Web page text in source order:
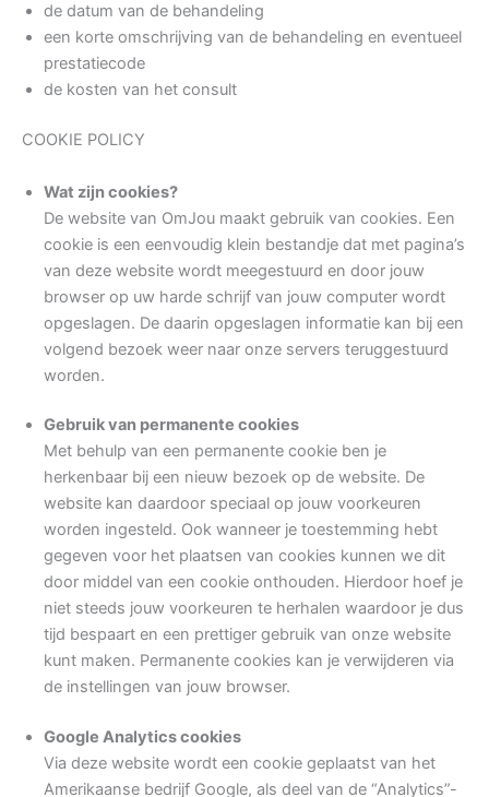
de datum van de behandeling
een korte omschrijving van de behandeling en eventueel
prestatiecode
de kosten van het consult
COOKIE POLICY
Wat zijn cookies?
De website van OmJou maakt gebruik van cookies. Een
cookie is een eenvoudig klein bestandje dat met pagina’s
van deze website wordt meegestuurd en door jouw
browser op uw harde schrijf van jouw computer wordt
opgeslagen. De daarin opgeslagen informatie kan bij een
volgend bezoek weer naar onze servers teruggestuurd
worden.
Gebruik van permanente cookies
Met behulp van een permanente cookie ben je
herkenbaar bij een nieuw bezoek op de website. De
website kan daardoor speciaal op jouw voorkeuren
worden ingesteld. Ook wanneer je toestemming hebt
gegeven voor het plaatsen van cookies kunnen we dit
door middel van een cookie onthouden. Hierdoor hoef je
niet steeds jouw voorkeuren te herhalen waardoor je dus
tijd bespaart en een prettiger gebruik van onze website
kunt maken. Permanente cookies kan je verwijderen via
de instellingen van jouw browser.
Google Analytics cookies
Via deze website wordt een cookie geplaatst van het
Amerikaanse bedrijf Google, als deel van de “Analytics”-